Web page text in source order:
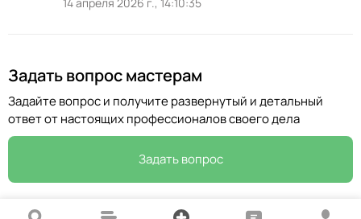
Задать вопрос мастерам
Задайте вопрос и получите развернутый и детальный
ответ от настоящих профессионалов своего дела
Задать вопрос